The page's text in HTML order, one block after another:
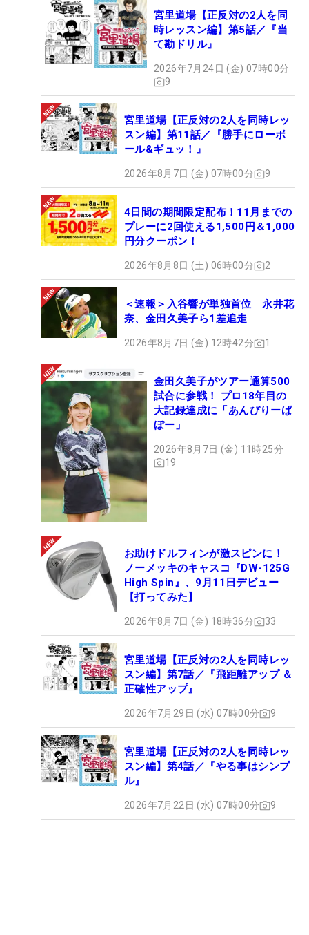
宮里道場【正反対の2人を同
時レッスン編】第5話／『当
て勘ドリル』
2026年7月24日 (金) 07時00分
9
宮里道場【正反対の2人を同時レッ
スン編】第11話／『勝手にローボ
ール&ギュッ！』
2026年8月7日 (金) 07時00分 9
4日間の期間限定配布！11月までの
プレーに2回使える1,500円＆1,000
円分クーポン！
2026年8月8日 (土) 06時00分 2
＜速報＞入谷響が単独首位 永井花
奈、金田久美子ら1差追走
2026年8月7日 (金) 12時42分 1
金田久美子がツアー通算500
試合に参戦！ プロ18年目の
大記録達成に「あんびりーば
ぼー」
2026年8月7日 (金) 11時25分
19
お助けドルフィンが激スピンに！
ノーメッキのキャスコ『DW-125G
High Spin』、9月11日デビュー
【打ってみた】
2026年8月7日 (金) 18時36分 33
宮里道場【正反対の2人を同時レッ
スン編】第7話／『飛距離アップ ＆
正確性アップ』
2026年7月29日 (水) 07時00分 9
宮里道場【正反対の2人を同時レッ
スン編】第4話／『やる事はシンプ
ル』
2026年7月22日 (水) 07時00分 9